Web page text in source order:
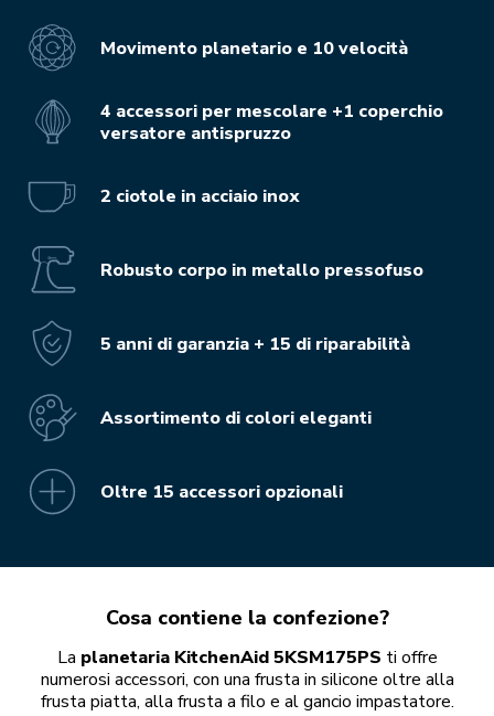
Movimento planetario e 10 velocità
4 accessori per mescolare +1 coperchio
versatore antispruzzo
2 ciotole in acciaio inox
Robusto corpo in metallo pressofuso
5 anni di garanzia + 15 di riparabilità
Assortimento di colori eleganti
Oltre 15 accessori opzionali
Cosa contiene la confezione?
La planetaria KitchenAid 5KSM175PS ti offre
numerosi accessori, con una frusta in silicone oltre alla
frusta piatta, alla frusta a filo e al gancio impastatore.